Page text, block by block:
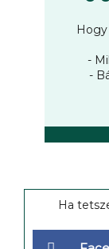
-
-
Ha